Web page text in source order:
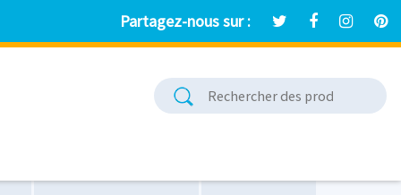
Partagez-nous sur :